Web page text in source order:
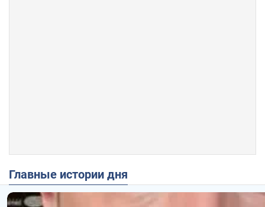
Главные истории дня